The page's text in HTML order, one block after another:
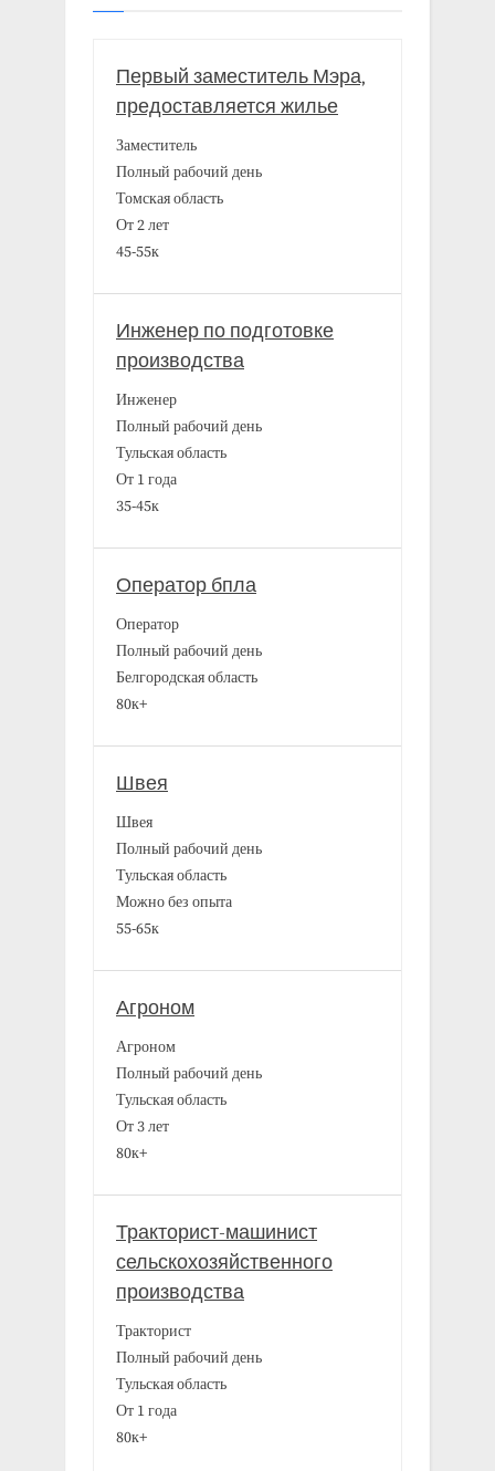
Первый заместитель Мэра,
предоставляется жилье
Заместитель
Полный рабочий день
Томская область
От 2 лет
45-55к
Инженер по подготовке
производства
Инженер
Полный рабочий день
Тульская область
От 1 года
35-45к
Оператор бпла
Оператор
Полный рабочий день
Белгородская область
80к+
Швея
Швея
Полный рабочий день
Тульская область
Можно без опыта
55-65к
Агроном
Агроном
Полный рабочий день
Тульская область
От 3 лет
80к+
Тракторист-машинист
сельскохозяйственного
производства
Тракторист
Полный рабочий день
Тульская область
От 1 года
80к+